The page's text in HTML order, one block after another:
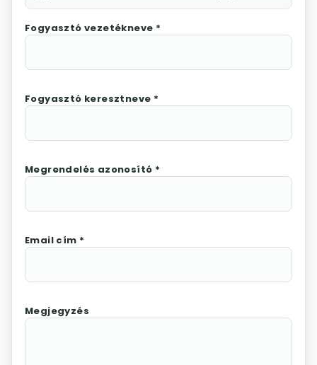
Fogyasztó vezetékneve *
Fogyasztó keresztneve *
Megrendelés azonosító *
Email cím *
Megjegyzés